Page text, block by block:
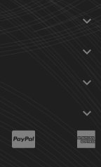



